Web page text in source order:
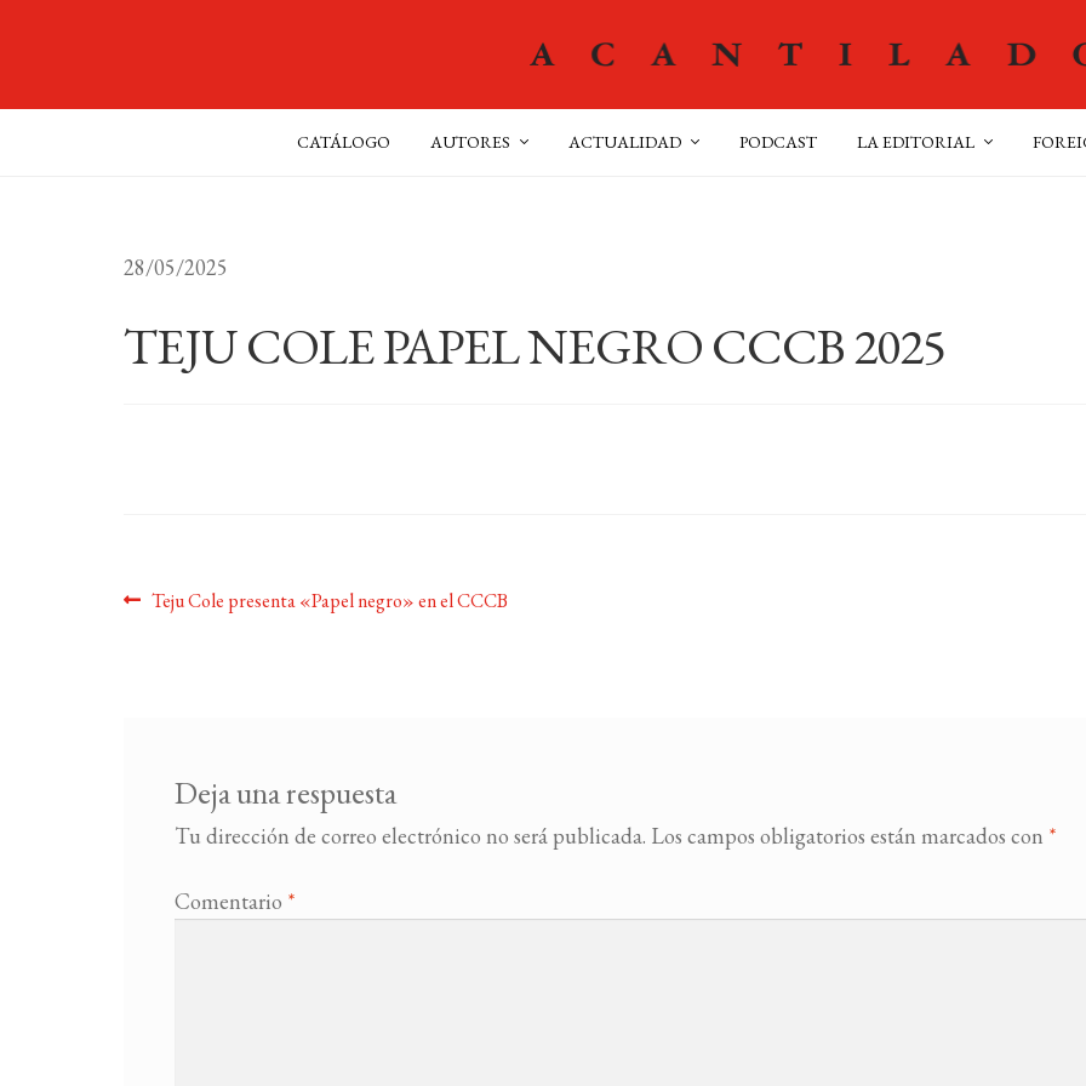
CATÁLOGO AUTORES ACTUALIDAD PODCAST LA EDITORIAL
28/05/2025
TEJU COLE PAPEL NEGRO CCCB 2025
Navegación
Anterior:
Teju Cole presenta «Papel negro» en el CCCB
Deja una respuesta
Tu dirección de correo electrónico no será publicada. Los campos obligatorios están marcados con *
Comentario *